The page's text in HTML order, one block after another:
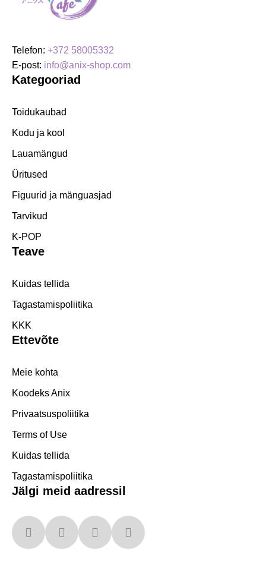
Telefon: +372 58005332
E-post: info@anix-shop.com
Kategooriad
Toidukaubad
Kodu ja kool
Lauamängud
Üritused
Figuurid ja mänguasjad
Tarvikud
K-POP
Teave
Kuidas tellida
Tagastamispoliitika
KKK
Ettevõte
Meie kohta
Koodeks Anix
Privaatsuspoliitika
Terms of Use
Kuidas tellida
Tagastamispoliitika
Jälgi meid aadressil